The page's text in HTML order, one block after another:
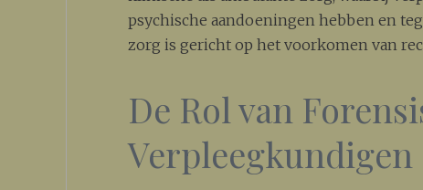
psychische aandoeningen hebben en
zorg is gericht op het voorkomen van
De Rol van
Verpleegkundigen